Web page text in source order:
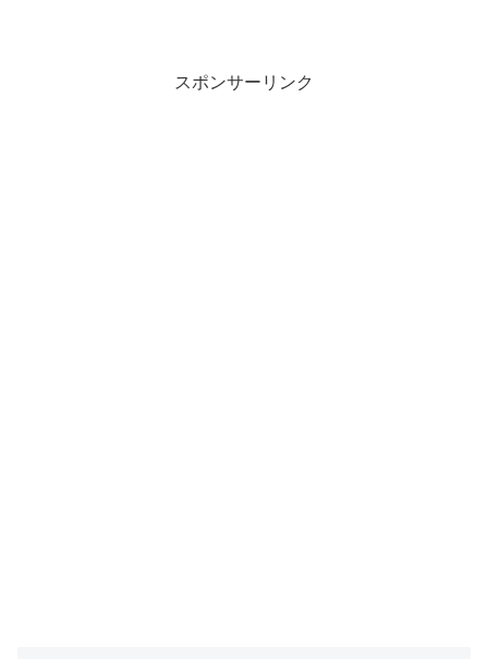
スポンサーリンク